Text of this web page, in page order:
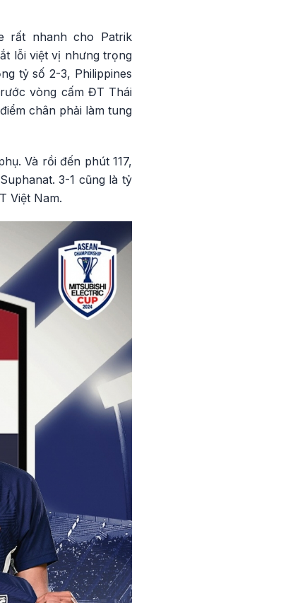
rất nhanh cho Patrik
lỗi việt vị nhưng trọng
tỷ số 2-3, Philippines
vòng cấm ĐT Thái
chân phải làm tung
Và rồi đến phút 117,
3-1 cũng là tỷ
Việt Nam.